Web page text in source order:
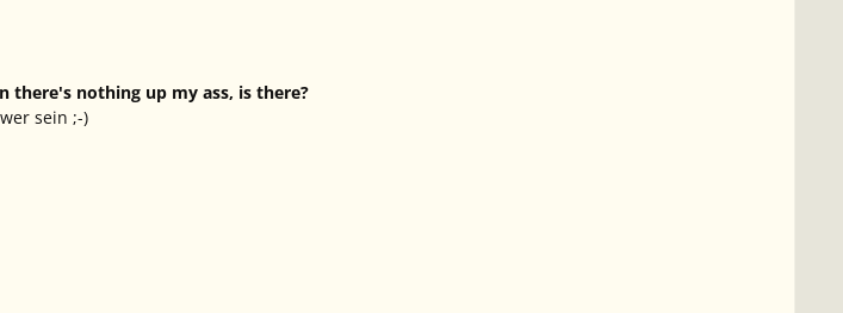
there's nothing up my ass, is there?
sein ;-)